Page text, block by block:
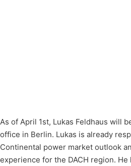
As of April 1st, Lukas Feldhaus will
office in Berlin. Lukas is already
Continental power market outlook
experience for the DACH region.